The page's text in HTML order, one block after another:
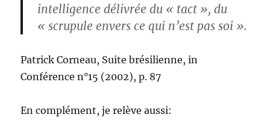
intelligence délivrée du « tact », du
« scrupule envers ce qui n’est pas soi ».
Patrick Corneau, Suite brésilienne, in
Conférence n°15 (2002), p. 87
En complément, je relève aussi: